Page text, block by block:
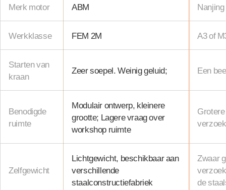
Merk motor ABM
Werkklasse FEM 2M A3 of
Starten van
kraan
Zeer soepel. Weinig geluid; Een
Benodigde
ruimte
Modulair ontwerp, kleinere
grootte; Lagere vraag over
workshop ruimte
Zelfgewicht
Lichtgewicht, beschikbaar aan
verschillende
staalconstructiefabriek
Zwaar
de